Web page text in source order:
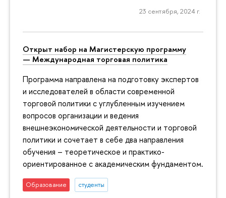
23 сентября, 2024 г.
Открыт набор на Магистерскую программу
— Международная торговая политика
Программа направлена на подготовку экспертов
и исследователей в области современной
торговой политики с углубленным изучением
вопросов организации и ведения
внешнеэкономической деятельности и торговой
политики и сочетает в себе два направления
обучения – теоретическое и практико-
ориентированное с академическим фундаментом.
Образование студенты